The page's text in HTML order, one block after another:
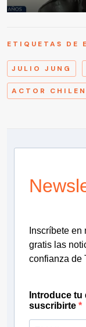
ETIQUETAS DE
JULIO JUNG
ACTOR
Inscríbete
gratis las
confianza de
Introduce
suscribirte